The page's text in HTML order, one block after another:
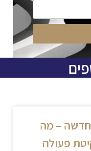
חדשה – מה
פעולה